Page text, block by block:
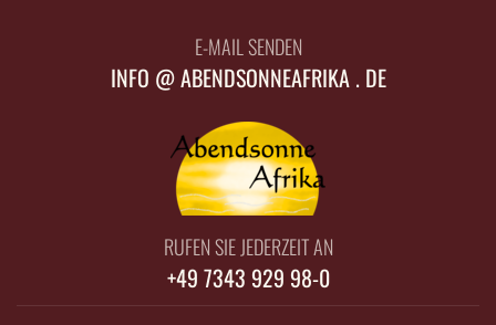
E-MAIL SENDEN
INFO @ ABENDSONNEAFRIKA . DE
RUFEN SIE JEDERZEIT AN
+49 7343 929 98-0